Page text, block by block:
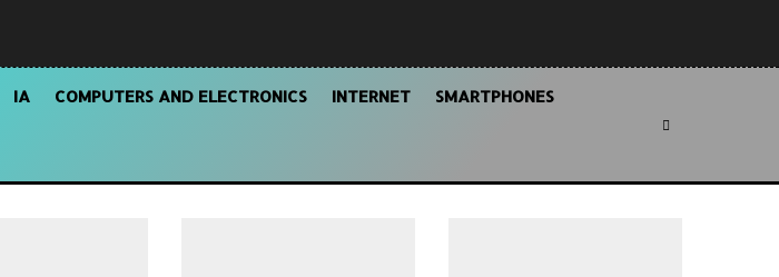
IA COMPUTERS AND ELECTRONICS INTERNET SMARTPHONES